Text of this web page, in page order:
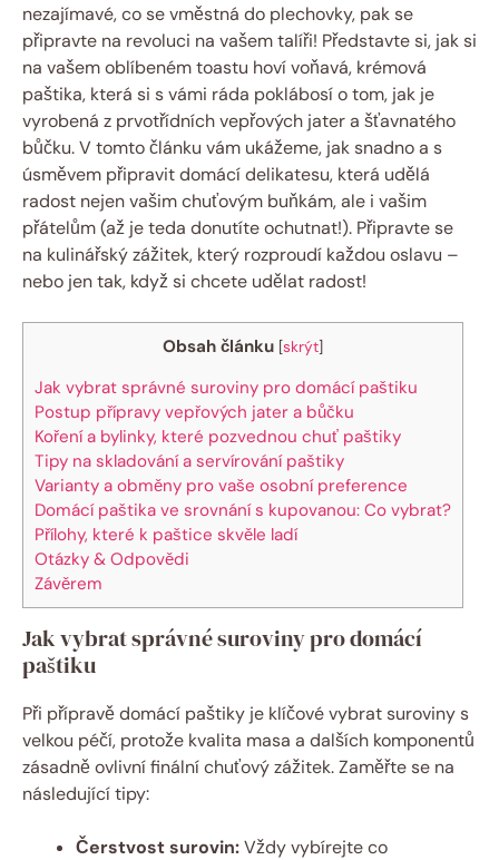
nezajímavé, co se vměstná do plechovky, pak se
připravte na revoluci na vašem talíři! Představte si, jak si
na vašem oblíbeném toastu hoví voňavá, krémová
paštika, která si s vámi ráda poklábosí o tom, jak je
vyrobená z prvotřídních vepřových jater a šťavnatého
bůčku. V tomto článku vám ukážeme, jak snadno a s
úsměvem připravit domácí delikatesu, která udělá
radost nejen vašim chuťovým buňkám, ale i vašim
přátelům (až je teda donutíte ochutnat!). Připravte se
na kulinářský zážitek, který rozproudí každou oslavu –
nebo jen tak, když si chcete udělat radost!
Obsah článku [skrýt]
Jak vybrat správné suroviny pro domácí paštiku
Postup přípravy vepřových jater a bůčku
Koření a bylinky, které pozvednou chuť paštiky
Tipy na skladování a servírování paštiky
Varianty a obměny pro vaše osobní preference
Domácí paštika ve srovnání s kupovanou: Co vybrat?
Přílohy, které k paštice skvěle ladí
Otázky & Odpovědi
Závěrem
Jak vybrat správné suroviny pro domácí
paštiku
Při přípravě domácí paštiky je klíčové vybrat suroviny s
velkou péčí, protože kvalita masa a dalších komponentů
zásadně ovlivní finální chuťový zážitek. Zaměřte se na
následující tipy:
Čerstvost surovin:Vždy vybírejte co